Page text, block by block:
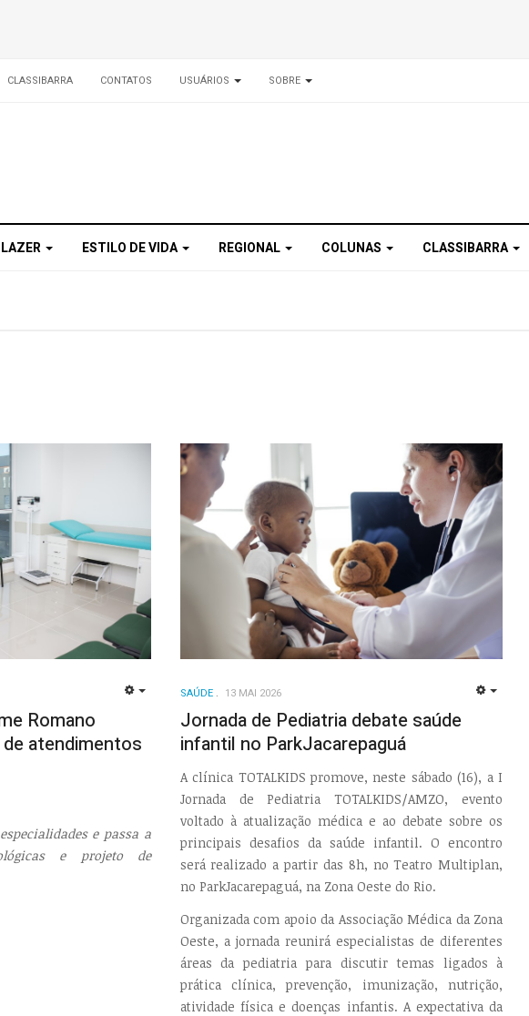
CLASSIBARRA CONTATOS USUÁRIOS SOBRE
ESTILO DE VIDA REGIONAL COLUNAS CLASSIBARRA
Romano
atendimentos
e passa a
e projeto de
SAÚDE 13 MAI 2026
Jornada de Pediatria debate saúde
infantil no ParkJacarepaguá
A clínica TOTALKIDS promove, neste sábado (16), a I
Jornada de Pediatria TOTALKIDS/AMZO, evento
voltado à atualização médica e ao debate sobre os
principais desafios da saúde infantil. O encontro
será realizado a partir das 8h, no Teatro Multiplan,
no ParkJacarepaguá, na Zona Oeste do Rio.
Organizada com apoio da Associação Médica da Zona
Oeste, a jornada reunirá especialistas de diferentes
áreas da pediatria para discutir temas ligados à
prática clínica, prevenção, imunização, nutrição,
atividade física e doenças infantis. A expectativa da